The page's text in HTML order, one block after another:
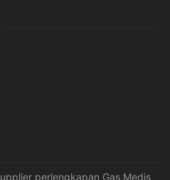
perlengkapan Gas Medis